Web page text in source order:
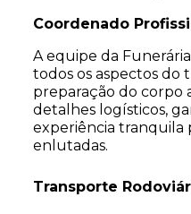
Coordenado
A equipe da
todos os aspectos do
preparação do corpo
detalhes logísticos,
experiência tranquila
enlutadas.
Transporte